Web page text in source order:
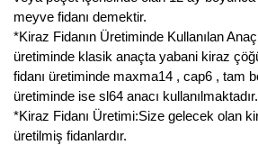
meyve fidanı demektir.
*Kiraz Fidanın Üretiminde Kullanılan
üretiminde klasik anaçta yabani kiraz
fidanı üretiminde maxma14 , cap6 , tam
üretiminde ise sl64 anacı kullanılmaktadır.
*Kiraz Fidanı Üretimi:Size gelecek olan
üretilmiş fidanlardır.